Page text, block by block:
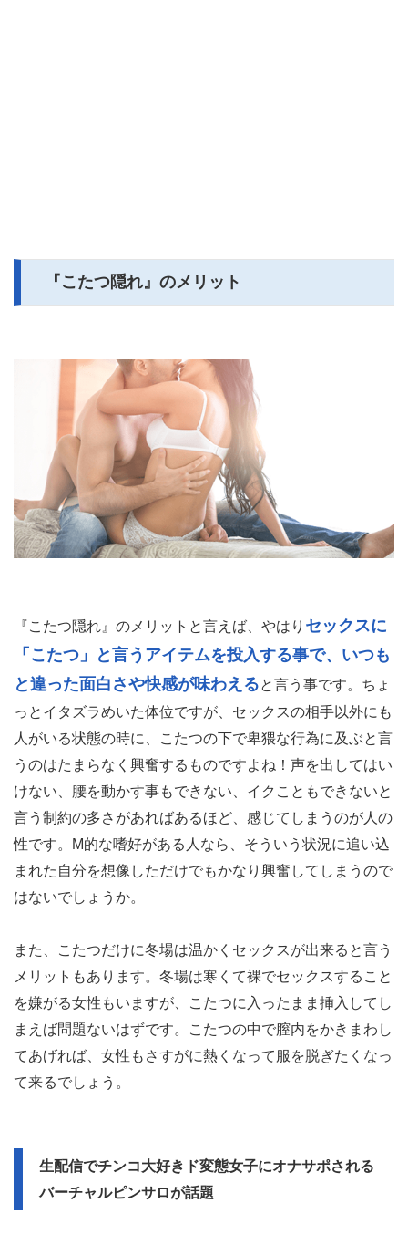
『こたつ隠れ』のメリット
『こたつ隠れ』のメリットと言えば、やはり セックスに
「こたつ」と言うアイテムを投入する事で、いつも
と違った面白さや快感が味わえると言う事です。ちょ
っとイタズラめいた体位ですが、セックスの相手以外にも
人がいる状態の時に、こたつの下で卑猥な行為に及ぶと言
うのはたまらなく興奮するものですよね！声を出してはい
けない、腰を動かす事もできない、イクこともできないと
言う制約の多さがあればあるほど、感じてしまうのが人の
性です。M的な嗜好がある人なら、そういう状況に追い込
まれた自分を想像しただけでもかなり興奮してしまうので
はないでしょうか。
また、こたつだけに冬場は温かくセックスが出来ると言う
メリットもあります。冬場は寒くて裸でセックスすること
を嫌がる女性もいますが、こたつに入ったまま挿入してし
まえば問題ないはずです。こたつの中で膣内をかきまわし
てあげれば、女性もさすがに熱くなって服を脱ぎたくなっ
て来るでしょう。
生配信でチンコ大好きド変態女子にオナサポされる
バーチャルピンサロが話題